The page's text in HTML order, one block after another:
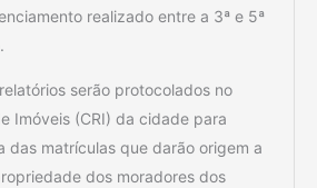
realizado entre a 3ª e 5ª
serão protocolados no
Imóveis (CRI) da cidade para
das matrículas que darão origem a
dos moradores dos